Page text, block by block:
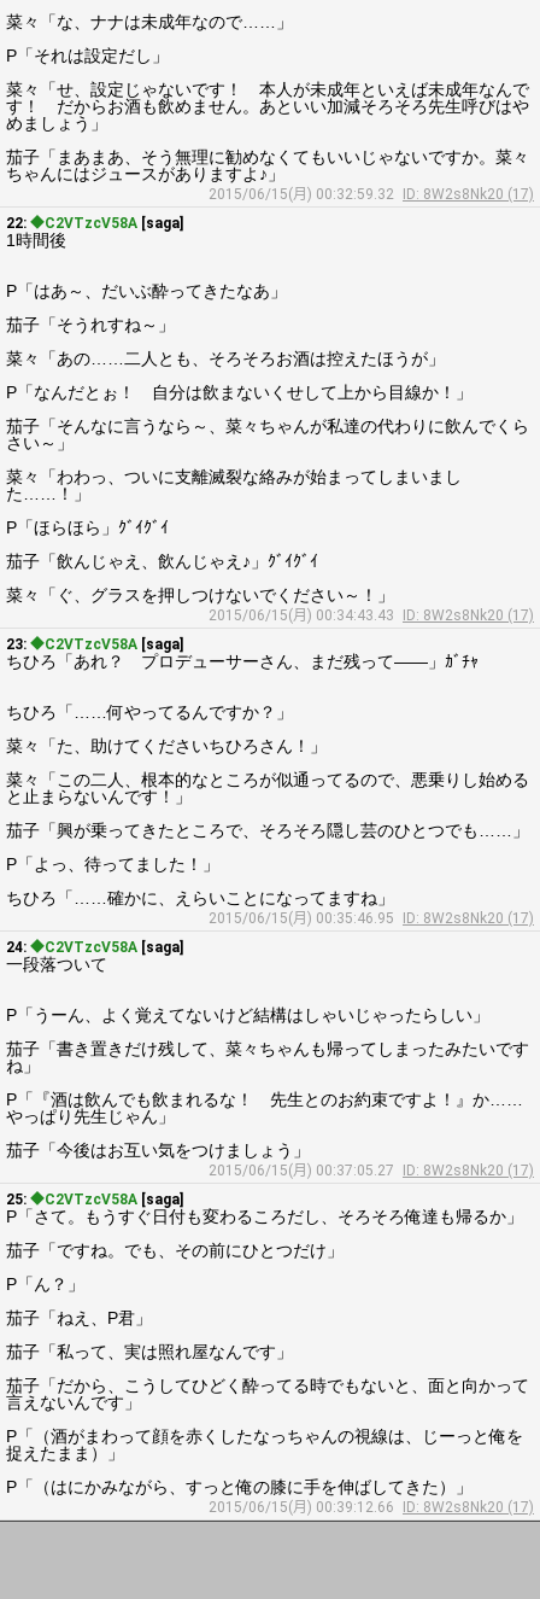
菜々「な、ナナは未成年なので……」
P「それは設定だし」
菜々「せ、設定じゃないです！ 本人が未成年といえば未成年なんで
す！ だからお酒も飲めません。あといい加減そろそろ先生呼びはや
めましょう」
茄子「まあまあ、そう無理に勧めなくてもいいじゃないですか。菜々
ちゃんにはジュースがありますよ♪」
2015/06/15(月) 00:32:59.32
ID: 8W2s8Nk20 (17)
22: ◆C2VTzcV58A [saga]
1時間後
P「はあ～、だいぶ酔ってきたなあ」
茄子「そうれすね～」
菜々「あの……二人とも、そろそろお酒は控えたほうが」
P「なんだとぉ！ 自分は飲まないくせして上から目線か！」
茄子「そんなに言うなら～、菜々ちゃんが私達の代わりに飲んでくら
さい～」
菜々「わわっ、ついに支離滅裂な絡みが始まってしまいまし
た……！」
P「ほらほら」ｸﾞｲｸﾞｲ
茄子「飲んじゃえ、飲んじゃえ♪」ｸﾞｲｸﾞｲ
菜々「ぐ、グラスを押しつけないでください～！」
2015/06/15(月) 00:34:43.43
ID: 8W2s8Nk20 (17)
23: ◆C2VTzcV58A [saga]
ちひろ「あれ？ プロデューサーさん、まだ残って――」ｶﾞﾁｬ
ちひろ「……何やってるんですか？」
菜々「た、助けてくださいちひろさん！」
菜々「この二人、根本的なところが似通ってるので、悪乗りし始める
と止まらないんです！」
茄子「興が乗ってきたところで、そろそろ隠し芸のひとつでも……」
P「よっ、待ってました！」
ちひろ「……確かに、えらいことになってますね」
2015/06/15(月) 00:35:46.95
ID: 8W2s8Nk20 (17)
24: ◆C2VTzcV58A [saga]
一段落ついて
P「うーん、よく覚えてないけど結構はしゃいじゃったらしい」
茄子「書き置きだけ残して、菜々ちゃんも帰ってしまったみたいです
ね」
P「『酒は飲んでも飲まれるな！ 先生とのお約束ですよ！』か……
やっぱり先生じゃん」
茄子「今後はお互い気をつけましょう」
2015/06/15(月) 00:37:05.27
ID: 8W2s8Nk20 (17)
25: ◆C2VTzcV58A [saga]
P「さて。もうすぐ日付も変わるころだし、そろそろ俺達も帰るか」
茄子「ですね。でも、その前にひとつだけ」
P「ん？」
茄子「ねえ、P君」
茄子「私って、実は照れ屋なんです」
茄子「だから、こうしてひどく酔ってる時でもないと、面と向かって
言えないんです」
P「（酒がまわって顔を赤くしたなっちゃんの視線は、じーっと俺を
捉えたまま）」
P「（はにかみながら、すっと俺の膝に手を伸ばしてきた）」
2015/06/15(月) 00:39:12.66 ID: 8W2s8Nk20 (17)